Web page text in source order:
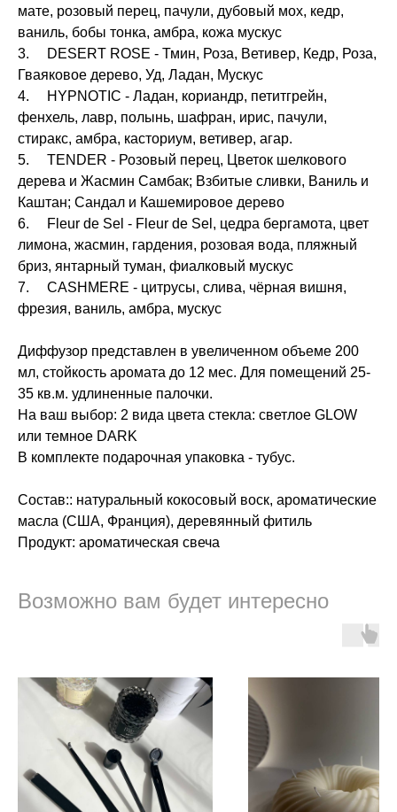
мате, розовый перец, пачули, дубовый мох, кедр,
ваниль, бобы тонка, амбра, кожа мускус
3. DESERT ROSE - Тмин, Роза, Ветивер, Кедр, Роза,
Гваяковое дерево, Уд, Ладан, Мускус
4. HYPNOTIC - Ладан, кориандр, петитгрейн,
фенхель, лавр, полынь, шафран, ирис, пачули,
стиракс, амбра, касториум, ветивер, агар.
5. TENDER - Розовый перец, Цветок шелкового
дерева и Жасмин Самбак; Взбитые сливки, Ваниль и
Каштан; Сандал и Кашемировое дерево
6. Fleur de Sel - Fleur de Sel, цедра бергамота, цвет
лимона, жасмин, гардения, розовая вода, пляжный
бриз, янтарный туман, фиалковый мускус
7. СASHMERE - цитрусы, слива, чёрная вишня,
фрезия, ваниль, амбра, мускус
Диффузор представлен в увеличенном объеме 200
мл, стойкость аромата до 12 мес. Для помещений 25-
35 кв.м. удлиненные палочки.
На ваш выбор: 2 вида цвета стекла: светлое GLOW
или темное DARK
В комплекте подарочная упаковка - тубус.
Состав:: натуральный кокосовый воск, ароматические
масла (США, Франция), деревянный фитиль
Продукт: ароматическая свеча
Возможно вам будет интересно